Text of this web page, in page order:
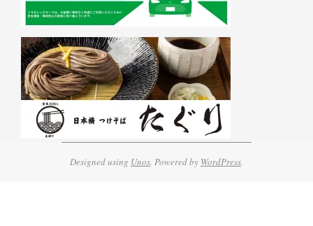
Designed using Unos. Powered by WordPress.